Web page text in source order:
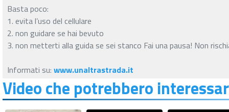
Basta poco:
1. evita l’uso del cellulare
2. non guidare se hai bevuto
3. non metterti alla guida se sei stanco Fai una pausa! Non
Informati su: www.unaltrastrada.it
Video che potrebbero